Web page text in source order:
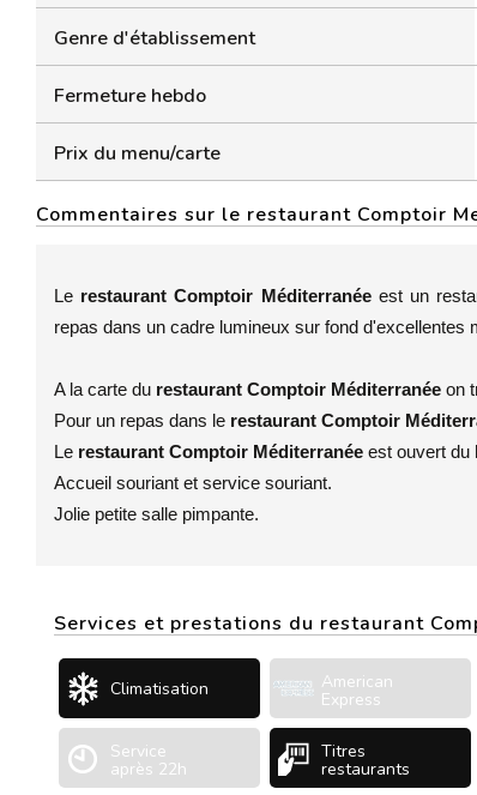
Genre d'établissement
Fermeture hebdo
Prix du menu/carte
Commentaires sur le restaurant Comptoir
Le restaurant Comptoir Méditerranée est un
repas dans un cadre lumineux sur fond d'excellentes
A la carte du restaurant Comptoir Méditerranée on
Pour un repas dans le restaurant Comptoir
Le restaurant Comptoir Méditerranée est ouvert du
Accueil souriant et service souriant.
Jolie petite salle pimpante.
Services et prestations du restaurant
Climatisation American
Express
Service
après 22h
Titres
restaurants